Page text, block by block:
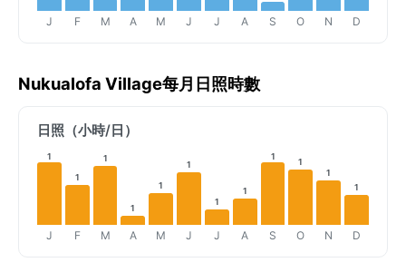
J F M A M J J A S O N D
Nukualofa Village每月日照時數
日照（小時/日）
1
J
1
F
1
M
1
A
1
M
1
J
1
J
1
A
1
S
1
O
1
N
1
D